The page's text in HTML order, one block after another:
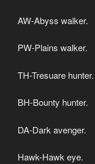
AW-Abyss walker.
PW-Plains walker.
TH-Tresuare hunter.
BH-Bounty hunter.
DA-Dark avenger.
Hawk-Hawk eye.